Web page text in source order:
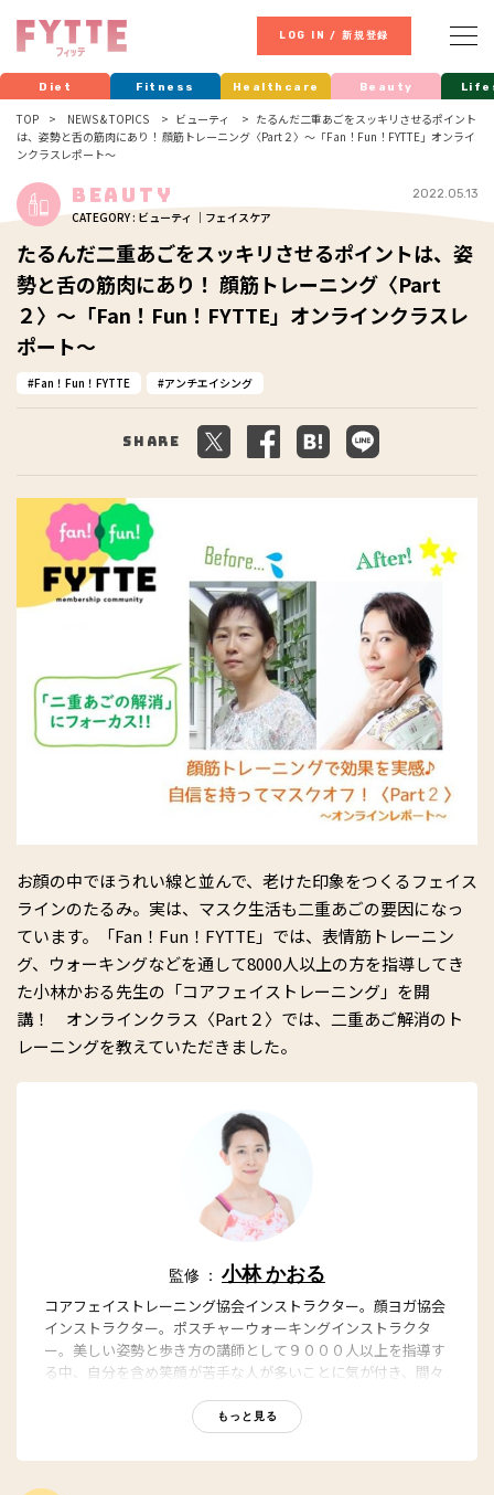
LOG IN / 新規登録
Diet Fitness Healthcare Beauty
TOP NEWS & TOPICS ビューティ
たるんだ二重あごをスッキリさせるポイント
は、姿勢と舌の筋肉にあり！ 顔筋トレーニング〈Part２〉～「Fan！Fun！FYTTE」オンライ
ンクラスレポート～
Beauty
CATEGORY : ビューティ ｜フェイスケア
2022.05.13
たるんだ二重あごをスッキリさせるポイントは、姿
勢と舌の筋肉にあり！ 顔筋トレーニング〈Part
２〉～「Fan！Fun！FYTTE」オンラインクラスレ
ポート～
Fan！Fun！FYTTE アンチエイシング
Share
お顔の中でほうれい線と並んで、老けた印象をつくるフェイス
ラインのたるみ。実は、マスク生活も二重あごの要因になっ
ています。「Fan！Fun！FYTTE」では、表情筋トレーニン
グ、ウォーキングなどを通して8000人以上の方を指導してき
た小林かおる先生の「コアフェイストレーニング」を開
講！ オンラインクラス〈Part２〉では、二重あご解消のト
レーニングを教えていただきました。
監修 ： 小林 かおる
コアフェイストレーニング協会インストラクター。顔ヨガ協会
インストラクター。ポスチャーウォーキングインストラクタ
ー。美しい姿勢と歩き方の講師として９０００人以上を指導す
る中、自分を含め笑顔が苦手な人が多いことに気が付き、間々
顔トレのよさは自ら実証済みで、写真からも一目瞭然。「１回
で変わる」「結果の出るレッスン」に定評がある
https://kaoru-studio.com/
もっと見る